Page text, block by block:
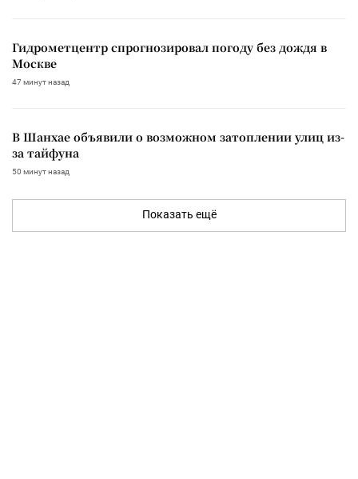
Гидрометцентр спрогнозировал погоду без дождя в
Москве
47 минут назад
В Шанхае объявили о возможном затоплении улиц из-
за тайфуна
50 минут назад
Показать ещё